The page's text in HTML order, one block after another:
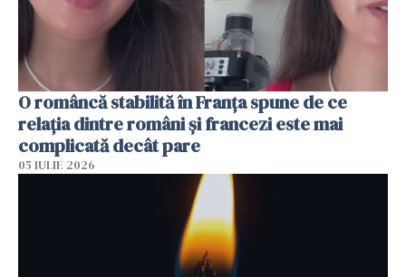
O româncă stabilită în Franța spune de ce
relația dintre români și francezi este mai
complicată decât pare
05 IULIE 2026